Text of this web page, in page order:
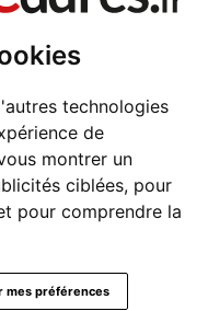
technologies
de
montrer un
ciblées, pour
pour comprendre la
mes préférences
bois pour
€*